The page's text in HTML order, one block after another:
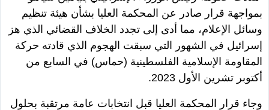
بمواجهة قرار صادر عن المحكمة العليا بشأن هيئة تنظيم
وسائل الإعلام، مما أدى إلى تجدد الخلاف القضائي الذي هز
إسرائيل في الشهور التي سبقت الهجوم الذي قادته حركة
المقاومة الإسلامية الفلسطينية (حماس) في السابع من
أكتوبر تشرين الأول 2023.
وجاء قرار المحكمة العليا قبل انتخابات عامة مرتقبة بحلول